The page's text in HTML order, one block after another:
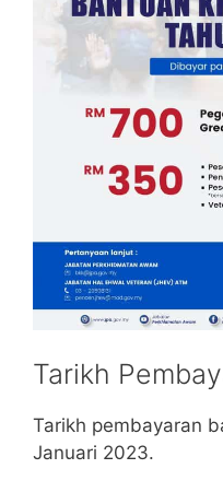
Tarikh
Tarikh pembayaran
Januari 2023.